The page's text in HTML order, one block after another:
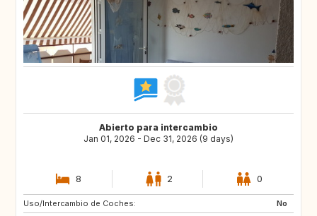
Abierto para intercambio
Jan 01, 2026 - Dec 31, 2026 (9 days)
8 2 0
Uso/Intercambio de Coches:
No
IS